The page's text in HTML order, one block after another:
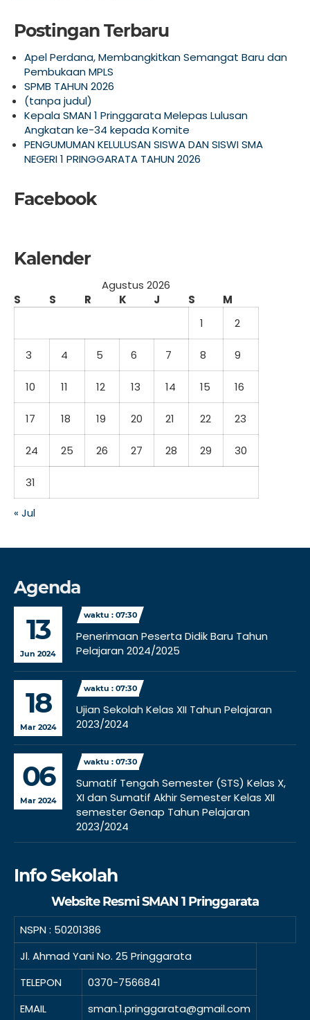
Postingan Terbaru
Apel Perdana, Membangkitkan Semangat Baru dan
Pembukaan MPLS
SPMB TAHUN 2026
(tanpa judul)
Kepala SMAN 1 Pringgarata Melepas Lulusan
Angkatan ke-34 kepada Komite
PENGUMUMAN KELULUSAN SISWA DAN SISWI SMA
NEGERI 1 PRINGGARATA TAHUN 2026
Facebook
Kalender
Agustus 2026
S
S R K J S
M
1
2
3 4 5 6 7 8 9
10 11 12 13 14 15 16
17 18 19 20 21 22 23
24 25 26 27 28 29 30
31
« Jul
Agenda
13
Jun 2024
waktu : 07:30
Penerimaan Peserta Didik Baru Tahun
Pelajaran 2024/2025
18
Mar 2024
waktu : 07:30
Ujian Sekolah Kelas XII Tahun Pelajaran
2023/2024
06
Mar 2024
waktu : 07:30
Sumatif Tengah Semester (STS) Kelas X,
XI dan Sumatif Akhir Semester Kelas XII
semester Genap Tahun Pelajaran
2023/2024
Info Sekolah
Website Resmi SMAN 1 Pringgarata
NSPN : 50201386
Jl. Ahmad Yani No. 25 Pringgarata
TELEPON
0370-7566841
EMAIL
sman.1.pringgarata@gmail.com